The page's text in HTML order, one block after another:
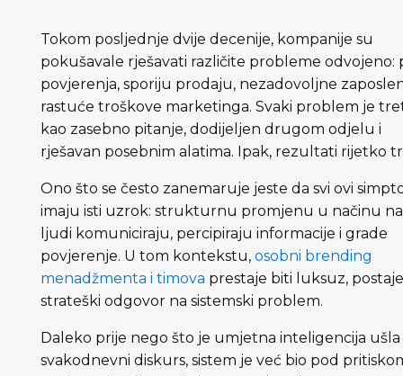
Tokom posljednje dvije decenije, kompanije su
pokušavale rješavati različite probleme odvojeno:
povjerenja, sporiju prodaju, nezadovoljne
rastuće troškove marketinga. Svaki problem je
kao zasebno pitanje, dodijeljen drugom odjelu i
rješavan posebnim alatima. Ipak, rezultati rijetko
Ono što se često zanemaruje jeste da svi ovi
imaju isti uzrok: strukturnu promjenu u načinu
ljudi komuniciraju, percipiraju informacije i grade
povjerenje. U tom kontekstu,osobni brending
menadžmenta i timova prestaje biti luksuz,
strateški odgovor na sistemski problem.
Daleko prije nego što je umjetna inteligencija
svakodnevni diskurs, sistem je već bio pod